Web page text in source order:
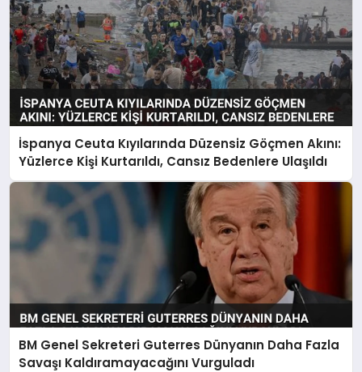
İspanya Ceuta Kıyılarında Düzensiz Göçmen Akını:
Yüzlerce Kişi Kurtarıldı, Cansız Bedenlere Ulaşıldı
BM Genel Sekreteri Guterres Dünyanın Daha Fazla
Savaşı Kaldıramayacağını Vurguladı